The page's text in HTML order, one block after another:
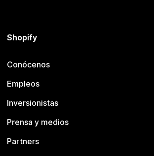
Shopify
Conócenos
Empleos
Inversionistas
Prensa y medios
Partners